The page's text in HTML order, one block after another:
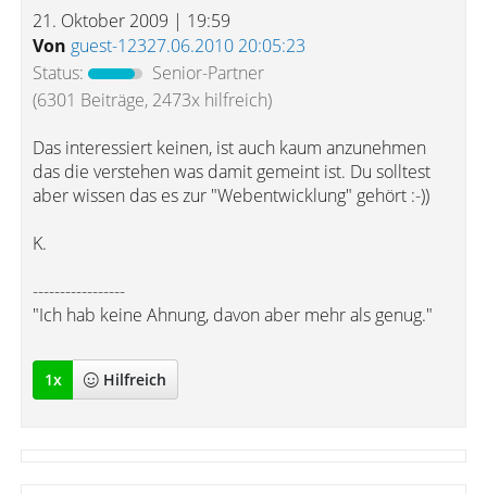
21. Oktober 2009 | 19:59
Von guest-12327.06.2010 20:05:23
Status:
Senior-Partner
(6301 Beiträge, 2473x hilfreich)
Das interessiert keinen, ist auch kaum anzunehmen
das die verstehen was damit gemeint ist. Du solltest
aber wissen das es zur "Webentwicklung" gehört :-))
K.
-----------------
"Ich hab keine Ahnung, davon aber mehr als genug."
1x Hilfreich